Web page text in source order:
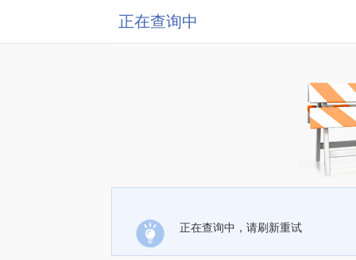
正在查询中
正在查询中，请刷新重试